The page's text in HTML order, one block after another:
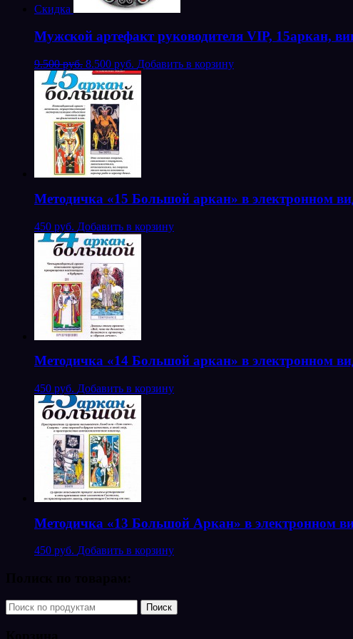
Скидка
Мужской артефакт руководителя VIP, 15аркан,
9.500 руб. 8.500 руб. Добавить в корзину
Методичка «15 Большой аркан» в электронном
450 руб. Добавить в корзину
Методичка «14 Большой аркан» в электронном
450 руб. Добавить в корзину
Методичка «13 Большой Аркан» в электронном
450 руб. Добавить в корзину